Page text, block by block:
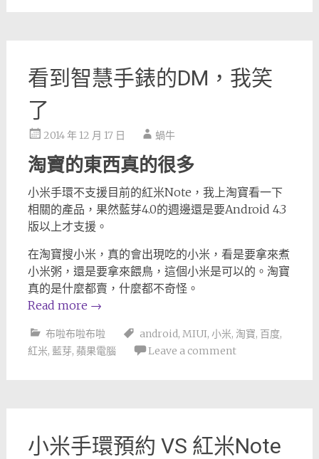
看到智慧手錶的DM，我笑
了
2014 年 12 月 17 日 蝸牛
淘寶的東西真的很多
小米手環不支援目前的紅米Note，我上淘寶看一下
相關的產品，果然藍芽4.0的週邊還是要Android 4.3
版以上才支援。
在淘寶搜小米，真的會出現吃的小米，看是要拿來煮
小米粥，還是要拿來餵鳥，這個小米是可以的。淘寶
真的是什麼都賣，什麼都不奇怪。
Read more →
布啦布啦布啦 android, MIUI, 小米, 淘寶, 百度,
紅米, 藍芽, 蘋果電腦 Leave a comment
小米手環預約 VS 紅米Note